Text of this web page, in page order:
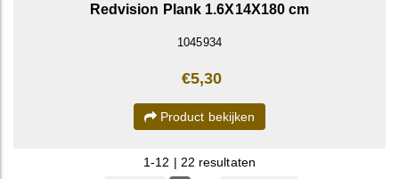
Redvision Plank 1.6X14X180 cm
1045934
€5,30
Product bekijken
1-12 | 22 resultaten